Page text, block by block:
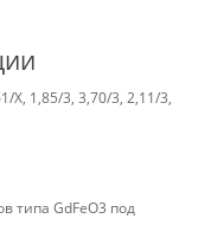
X, 1,85/3, 3,70/3, 2,11/3,
типа GdFeO3 под